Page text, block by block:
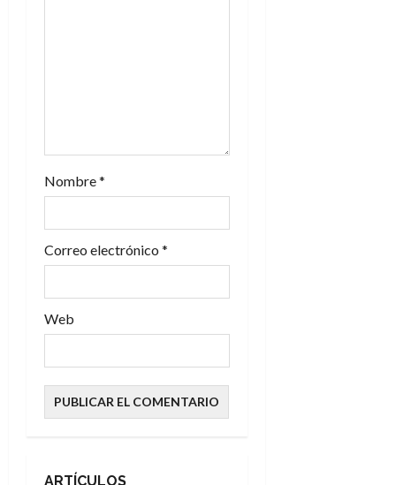
r
a
d
a
s
Nombre*
Correo electrónico *
Web
ARTÍCULOS